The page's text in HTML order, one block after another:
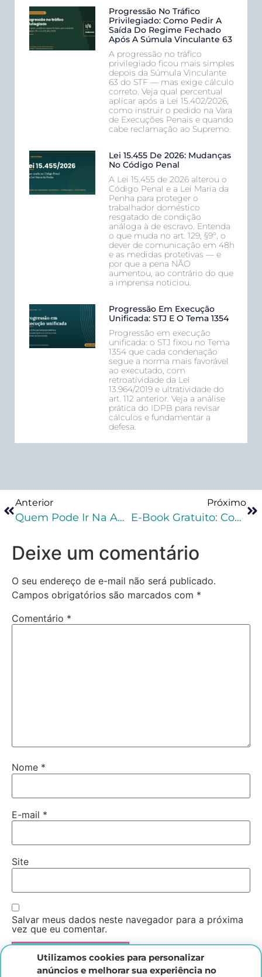
Progressão No Tráfico
Privilegiado: Como Pedir A
Saída Do Regime Fechado
Após A Súmula Vinculante 63
A progressão no tráfico
privilegiado ficou mais simples
depois da Súmula Vinculante
63 do STF — mas exige cálculo
correto. Veja qual percentual
aplicar após a Lei 15.402/2026,
como instruir o pedido na Vara
de Execuções Penais e quando
cabe reclamação ao Supremo.
Lei 15.455 De 2026: Mudanças
No Código Penal
A Lei 15.455 de 2026 alterou o
Código Penal e a Lei Maria da
Penha para proteger o
trabalhador doméstico
resgatado de condição
análoga à de escravo. Entenda
o que muda no art. 129, §9º, o
dever de comunicação em 48h
e as medidas protetivas — e
por que a pena NÃO
aumentou, ao contrário do que
a imprensa noticiou.
Progressão Em Execução
Unificada: STJ E O Tema 1354
Progressão em execução
unificada: o STJ fixou no Tema
1354 que cada condenação
segue a norma mais favorável
ao executado, com
retroatividade da Lei
13.964/2019 e ultratividade do
art. 112 anterior. Veja a análise
prática do IDPB para revisar
cálculos e fundamentar a
defesa.
Anterior
Quem Pode Ir Na Audiência De Custódia?
Próximo
E-Book Gratuito: Como Fazer Um Habeas Corpus?
Deixe um comentário
O seu endereço de e-mail não será publicado.
Campos obrigatórios são marcados com *
Comentário *
Nome *
E-mail *
Site
Salvar meus dados neste navegador para a próxima
vez que eu comentar.
Utilizamos cookies para personalizar
anúncios e melhorar sua experiência no